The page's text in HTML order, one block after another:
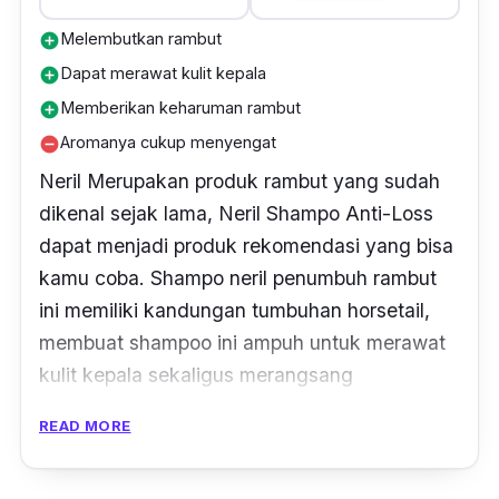
add_circleMelembutkan rambut
add_circleDapat merawat kulit kepala
add_circleMemberikan keharuman rambut
remove_circleAromanya cukup menyengat
Neril Merupakan produk rambut yang sudah
dikenal sejak lama, Neril Shampo Anti-Loss
dapat menjadi produk rekomendasi yang bisa
kamu coba. Shampo neril penumbuh rambut
ini memiliki kandungan tumbuhan horsetail,
membuat shampoo ini ampuh untuk merawat
kulit kepala sekaligus merangsang
Selain itu, tidak hanya dapat dipakai oleh
READ MORE